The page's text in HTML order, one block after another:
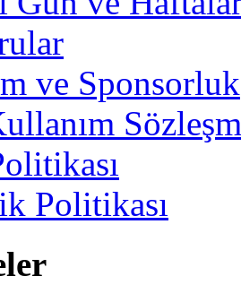
ve Sponsorluk
Politikası